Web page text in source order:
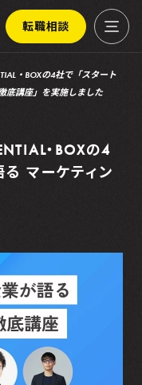
転職相談
・BOXの4社で「スタート
底講座」を実施しました
・BOXの4
る マーケティン